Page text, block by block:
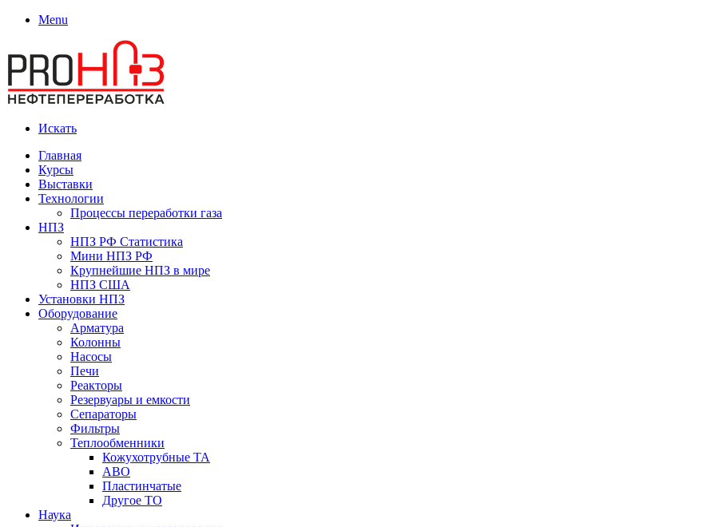
Menu
Искать
Главная
Курсы
Выставки
Технологии
Процессы переработки газа
НПЗ
НПЗ РФ Статистика
Мини НПЗ РФ
Крупнейшие НПЗ в мире
НПЗ США
Установки НПЗ
Оборудование
Арматура
Колонны
Насосы
Печи
Реакторы
Резервуары и емкости
Сепараторы
Фильтры
Теплообменники
Кожухотрубные ТА
АВО
Пластинчатые
Другое ТО
Наука